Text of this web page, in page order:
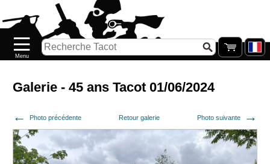
Galerie - 45 ans Tacot 01/06/2024
Photo précédente Retour galerie Photo suivante
Nouveautés
Catalogue/Stock
PETITS
PRIX
Réassort